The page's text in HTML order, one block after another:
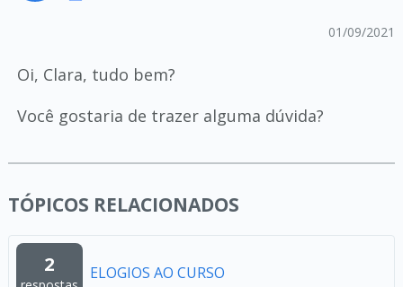
01/09/2021
Oi, Clara, tudo bem?
Você gostaria de trazer alguma dúvida?
TÓPICOS RELACIONADOS
2 ELOGIOS AO CURSO